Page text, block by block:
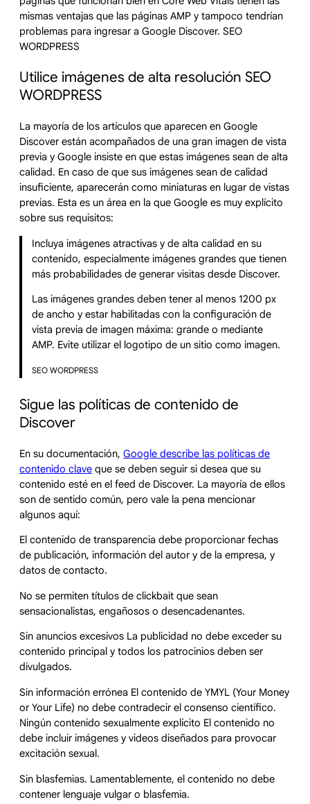
mismas ventajas que las páginas AMP y tampoco tendrían
problemas para ingresar a Google Discover. SEO
WORDPRESS
Utilice imágenes de alta resolución SEO
WORDPRESS
La mayoría de los artículos que aparecen en Google
Discover están acompañados de una gran imagen de vista
previa y Google insiste en que estas imágenes sean de alta
calidad. En caso de que sus imágenes sean de calidad
insuficiente, aparecerán como miniaturas en lugar de vistas
previas. Esta es un área en la que Google es muy explícito
sobre sus requisitos:
Incluya imágenes atractivas y de alta calidad en su
contenido, especialmente imágenes grandes que tienen
más probabilidades de generar visitas desde Discover.
Las imágenes grandes deben tener al menos 1200 px
de ancho y estar habilitadas con la configuración de
vista previa de imagen máxima: grande o mediante
AMP. Evite utilizar el logotipo de un sitio como imagen.
SEO WORDPRESS
Sigue las políticas de contenido de
Discover
En su documentación, Google describe las políticas de
contenido clave que se deben seguir si desea que su
contenido esté en el feed de Discover. La mayoría de ellos
son de sentido común, pero vale la pena mencionar
algunos aquí:
El contenido de transparencia debe proporcionar fechas
de publicación, información del autor y de la empresa, y
datos de contacto.
No se permiten títulos de clickbait que sean
sensacionalistas, engañosos o desencadenantes.
Sin anuncios excesivos La publicidad no debe exceder su
contenido principal y todos los patrocinios deben ser
divulgados.
Sin información errónea El contenido de YMYL (Your Money
or Your Life) no debe contradecir el consenso científico.
Ningún contenido sexualmente explícito El contenido no
debe incluir imágenes y videos diseñados para provocar
excitación sexual.
Sin blasfemias. Lamentablemente, el contenido no debe
contener lenguaje vulgar o blasfemia.